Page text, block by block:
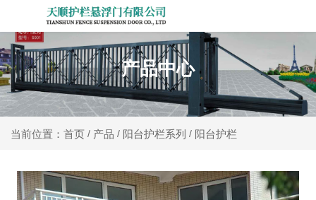
产品中心
当前位置：首页 / 产品 / 阳台护栏系列 / 阳台护栏